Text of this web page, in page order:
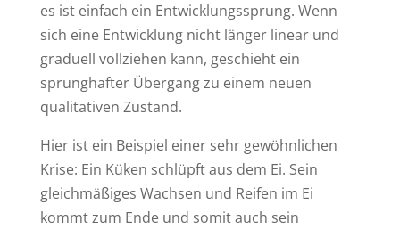
es ist einfach ein Entwicklungssprung. Wenn
sich eine Entwicklung nicht länger linear und
graduell vollziehen kann, geschieht ein
sprunghafter Übergang zu einem neuen
qualitativen Zustand.
Hier ist ein Beispiel einer sehr gewöhnlichen
Krise: Ein Küken schlüpft aus dem Ei. Sein
gleichmäßiges Wachsen und Reifen im Ei
kommt zum Ende und somit auch sein